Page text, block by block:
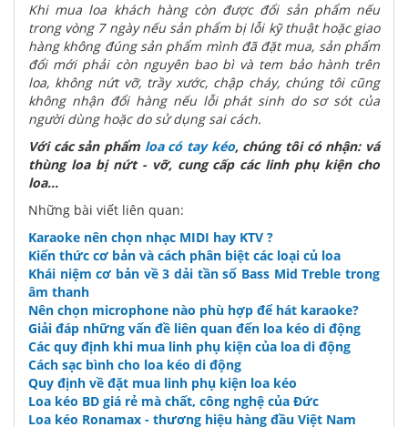
Khi mua loa khách hàng còn được đổi sản phẩm nếu
trong vòng 7 ngày nếu sản phẩm bị lỗi kỹ thuật hoặc giao
hàng không đúng sản phẩm mình đã đặt mua, sản phẩm
đổi mới phải còn nguyên bao bì và tem bảo hành trên
loa, không nứt vỡ, trầy xước, chập cháy, chúng tôi cũng
không nhận đổi hàng nếu lỗi phát sinh do sơ sót của
người dùng hoặc do sử dụng sai cách.
Với các sản phẩm loa có tay kéo, chúng tôi có nhận: vá
thùng loa bị nứt - vỡ, cung cấp các linh phụ kiện cho
loa...
Những bài viết liên quan:
Karaoke nên chọn nhạc MIDI hay KTV ?
Kiến thức cơ bản và cách phân biệt các loại củ loa
Khái niệm cơ bản về 3 dải tần số Bass Mid Treble trong
âm thanh
Nên chọn microphone nào phù hợp để hát karaoke?
Giải đáp những vấn đề liên quan đến loa kéo di động
Các quy định khi mua linh phụ kiện của loa di động
Cách sạc bình cho loa kéo di động
Quy định về đặt mua linh phụ kiện loa kéo
Loa kéo BD giá rẻ mà chất, công nghệ của Đức
Loa kéo Ronamax - thương hiệu hàng đầu Việt Nam